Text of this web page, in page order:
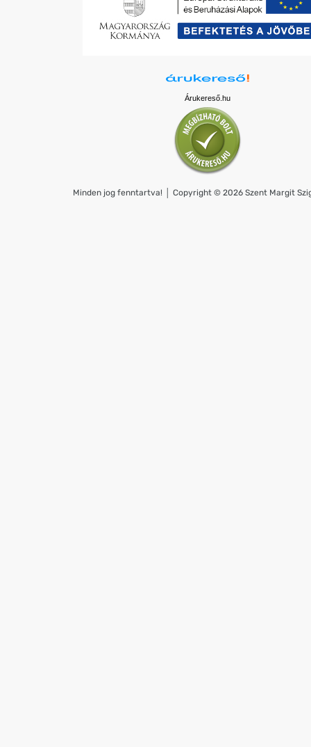
Árukereső.hu
Minden jog fenntartva! │ Copyright © 2026 Szent Margit